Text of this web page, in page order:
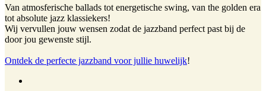
Van atmosferische ballads tot energetische swing, van the golden era
tot absolute jazz klassiekers!
Wij vervullen jouw wensen zodat de jazzband perfect past bij de
door jou gewenste stijl.
Ontdek de perfecte jazzband voor jullie huwelijk!